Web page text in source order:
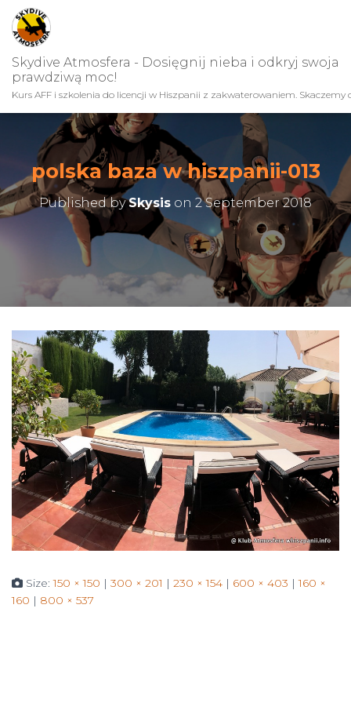
Skydive Atmosfera - Dosięgnij nieba i odkryj swoja
prawdziwą moc!
Kurs AFF i szkolenia do licencji w Hiszpanii z zakwaterowaniem. Skaczemy
polska baza w hiszpanii-013
Published bySkysis on 2 September 2018
Size:150 × 150 | 300 × 201 | 230 × 154 | 600 × 403 | 160 ×
160 | 800 × 537